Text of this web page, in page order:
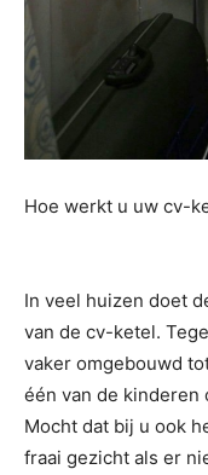
Hoe werkt u uw cv-
In veel huizen doet
van de cv-ketel.
vaker omgebouwd
één van de kinderen
Mocht dat bij u ook
fraai gezicht als er